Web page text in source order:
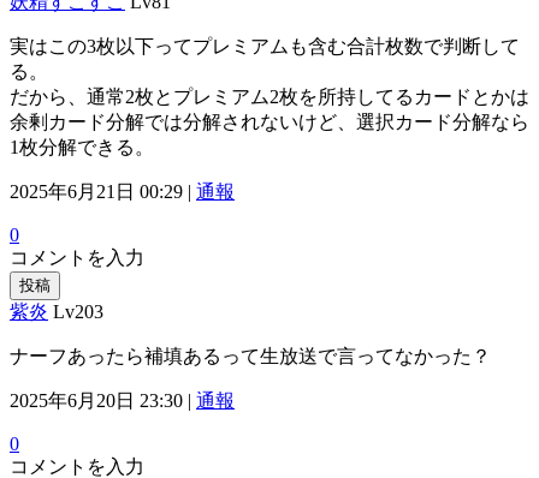
実はこの3枚以下ってプレミアムも含む合計枚数で判断して
る。
だから、通常2枚とプレミアム2枚を所持してるカードとかは
余剰カード分解では分解されないけど、選択カード分解なら
1枚分解できる。
2025年6月21日 00:29 | 通報
0
コメントを入力
投稿
紫炎 Lv203
ナーフあったら補填あるって生放送で言ってなかった？
2025年6月20日 23:30 | 通報
0
コメントを入力